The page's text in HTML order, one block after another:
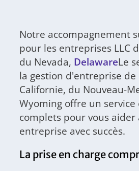
Notre accompagnement
pour les entreprises LLC
du Nevada, DelawareLe
la gestion d'entreprise
Californie, du Nouveau-
Wyoming offre un
complets pour vous aider
entreprise avec succès.
La prise en charge